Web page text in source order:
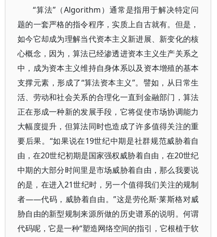
“算法”（Algorithm）通常是指用于解决特定问
题的一套严格的指令程序，实质上自古就有。但是，
如今它却成为理解当代资本主义新进展、新变化的核
心概念，因为，算法已经渗透进资本主义生产关系之
中，成为资本主义维持自身体系以及资本增殖的基本
支撑元素，形成了“算法资本主义”。譬如，从日常生
活、劳动和社会关系的合理化一直到金融部门，算法
正在形成一种新的发展手段，它将促使市场协调能力
大幅度提升，但算法同时也造成了许多值得关注的重
要后果。“如果说在19世纪中期是社群规范威胁着自
由，在20世纪初期是国家强权威胁着自由，在20世纪
中期的大部分时间里是市场威胁着自由，那么我要说
的是，在进入21世纪时，另一个值得我们关注的规制
者——代码，威胁着自由。”这是劳伦斯·莱斯格对威
胁自由的新型规制来源所做的历史谱系的说明。何谓
代码呢，它是一种“塑造网络空间的指引，它根植于软